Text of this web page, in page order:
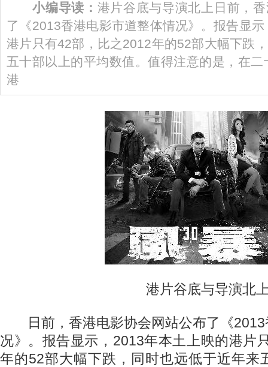
小编导读： 港片谷底与导演北上日前，
了《2013香港电影市道整体情况》。报告显
港片只有42部，比之2012年的52部大幅下跌
五十部以上的平均数值。值得注意的是，在
港
港片谷底与导演北
日前，香港电影协会网站公布了《2013
况》。报告显示，2013年本土上映的港片
年的52部大幅下跌，同时也远低于近年来